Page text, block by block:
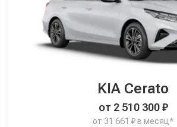
KIA Cerato
от 2 510 300 ₽
от 31 661 ₽ в месяц*